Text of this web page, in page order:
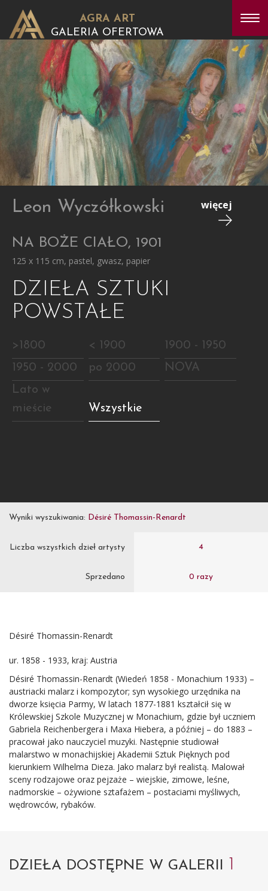
AGRA ART
GALERIA OFERTOWA
Leon Wyczółkowski
NA BOŻE CIAŁO, 1901
125 x 115 cm, pastel, gwasz, papier
więcej
DZIEŁA SZTUKI
POWSTAŁE
>1800 < 1900
1900 - 1950
1950 - 2000
po 2000
NOVA
Lato w
mieście
Wszystkie
Wyniki wyszukiwania: Désiré Thomassin-Renardt
Liczba wszystkich dzieł artysty 4
Sprzedano 0 razy
Désiré Thomassin-Renardt
ur. 1858 - 1933, kraj: Austria
Désiré Thomassin-Renardt (Wiedeń 1858 - Monachium 1933) –
austriacki malarz i kompozytor; syn wysokiego urzędnika na
dworze księcia Parmy, W latach 1877-1881 kształcił się w
Królewskiej Szkole Muzycznej w Monachium, gdzie był uczniem
Gabriela Reichenbergera i Maxa Hiebera, a później – do 1883 –
pracował jako nauczyciel muzyki. Następnie studiował
malarstwo w monachijskiej Akademii Sztuk Pięknych pod
kierunkiem Wilhelma Dieza. Jako malarz był realistą. Malował
sceny rodzajowe oraz pejzaże – wiejskie, zimowe, leśne,
nadmorskie – ożywione sztafażem – postaciami myśliwych,
wędrowców, rybaków.
DZIEŁA DOSTĘPNE W GALERII 1